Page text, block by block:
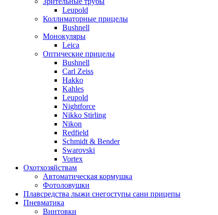
Leupold
Коллиматорные прицелы
Bushnell
Монокуляры
Leica
Оптические прицелы
Bushnell
Carl Zeiss
Hakko
Kahles
Leupold
Nightforce
Nikko Stirling
Nikon
Redfield
Schmidt & Bender
Swarovski
Vortex
Охотхозяйствам
Автоматическая кормушка
Фотоловушки
Плавсредства лыжи снегоступы сани прицепы
Пневматика
Винтовки